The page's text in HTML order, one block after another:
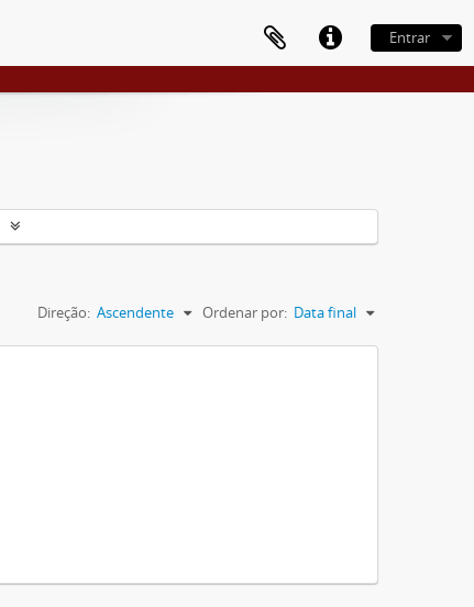
Entrar
Ordenar por: Data final
Direção: Ascendente